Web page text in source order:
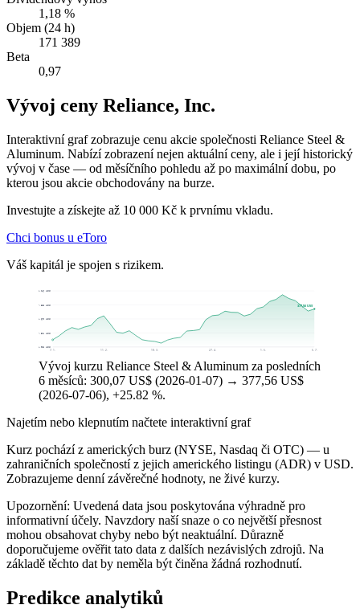
1,18 %
Objem (24 h)
171 389
Beta
0,97
Vývoj ceny Reliance, Inc.
Interaktivní graf zobrazuje cenu akcie společnosti Reliance Steel &
Aluminum. Nabízí zobrazení nejen aktuální ceny, ale i její historický
vývoj v čase — od měsíčního pohledu až po maximální dobu, po
kterou jsou akcie obchodovány na burze.
Investujte a získejte až 10 000 Kč k prvnímu vkladu.
Chci bonus u eToro
Váš kapitál je spojen s rizikem.
282,03 US$
317,31 US$
352,60 US$
387,88 US$
423,16 US$
7. 1. 11. 2. 18. 3. 27. 4. 1. 6. 6. 7.
377,56 US$
Vývoj kurzu Reliance Steel & Aluminum za posledních
6 měsíců: 300,07 US$ (2026-01-07) → 377,56 US$
(2026-07-06), +25.82 %.
Najetím nebo klepnutím načtete interaktivní graf
Kurz pochází z amerických burz (NYSE, Nasdaq či OTC) — u
zahraničních společností z jejich amerického listingu (ADR) v USD.
Zobrazujeme denní závěrečné hodnoty, ne živé kurzy.
Upozornění: Uvedená data jsou poskytována výhradně pro
informativní účely. Navzdory naší snaze o co největší přesnost
mohou obsahovat chyby nebo být neaktuální. Důrazně
doporučujeme ověřit tato data z dalších nezávislých zdrojů. Na
základě těchto dat by neměla být činěna žádná rozhodnutí.
Predikce analytiků